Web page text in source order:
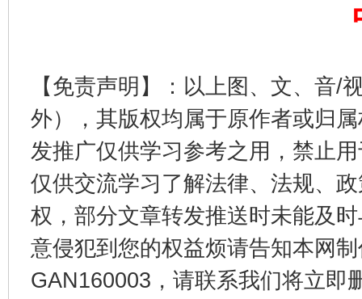
【免责声明】：以上图、文、音/
外），其版权均属于原作者或归
发推广仅供学习参考之用，禁止
仅供交流学习了解法律、法规、
权，部分文章转发推送时未能及
意侵犯到您的权益烦请告知本网
GAN160003，请联系我们将立即
东山县通报“牛蛙产品抗生素超标问题” 法
千年窑火 生生不息 一